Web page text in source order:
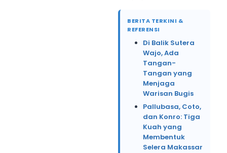
BERITA TERKINI &
REFERENSI
Di Balik Sutera
Wajo, Ada
Tangan-
Tangan yang
Menjaga
Warisan Bugis
Pallubasa, Coto,
dan Konro: Tiga
Kuah yang
Membentuk
Selera Makassar